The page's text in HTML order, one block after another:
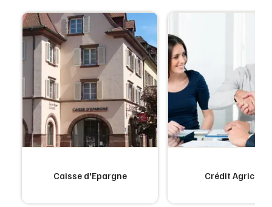
Caisse d'Epargne Crédit Agricole